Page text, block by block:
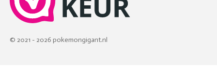
© 2021 - 2026 pokemongigant.nl